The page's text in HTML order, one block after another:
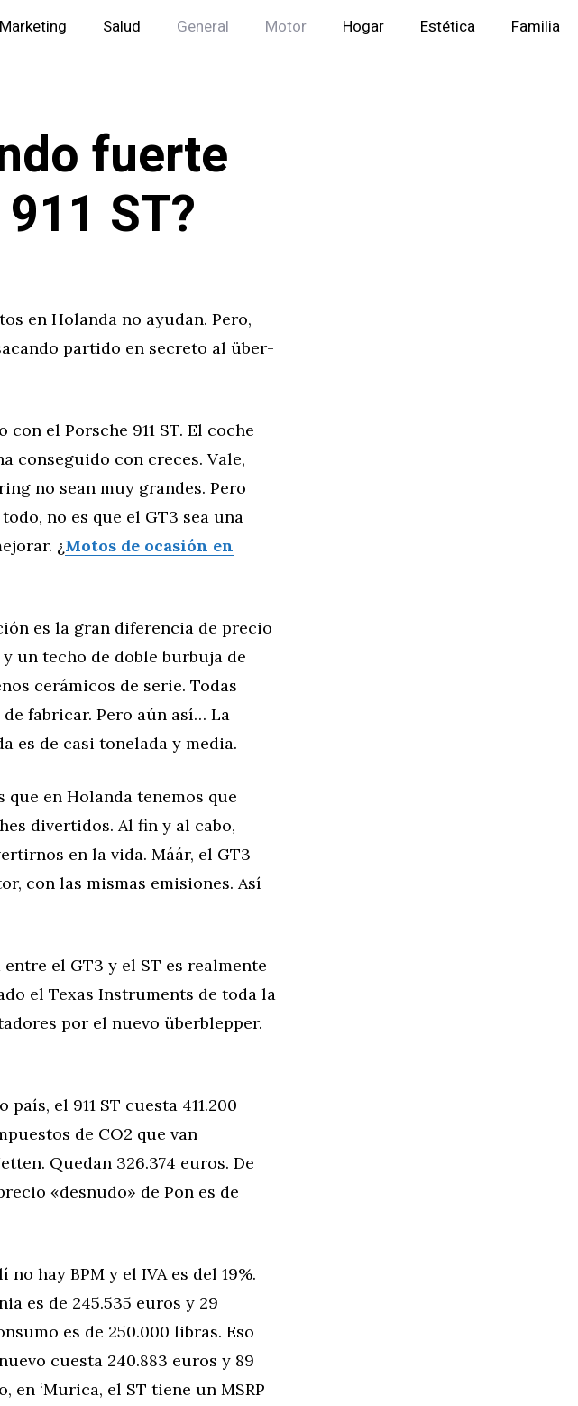
Marketing Salud General Motor Hogar Estética Familia
fuerte
ST?
en Holanda no ayudan. Pero,
partido en secreto al über-
el Porsche 911 ST. El coche
conseguido con creces. Vale,
no sean muy grandes. Pero
no es que el GT3 sea una
¿Motos de ocasión en
es la gran diferencia de precio
un techo de doble burbuja de
cerámicos de serie. Todas
fabricar. Pero aún así… La
es de casi tonelada y media.
que en Holanda tenemos que
divertidos. Al fin y al cabo,
en la vida. Máár, el GT3
con las mismas emisiones. Así
el GT3 y el ST es realmente
el Texas Instruments de toda la
por el nuevo überblepper.
el 911 ST cuesta 411.200
de CO2 que van
Quedan 326.374 euros. De
«desnudo» de Pon es de
no hay BPM y el IVA es del 19%.
es de 245.535 euros y 29
es de 250.000 libras. Eso
cuesta 240.883 euros y 89
‘Murica, el ST tiene un MSRP